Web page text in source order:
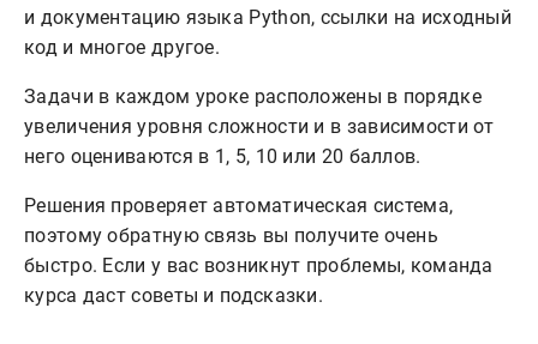
и документацию языка Python, ссылки на исходный
код и многое другое.
Задачи в каждом уроке расположены в порядке
увеличения уровня сложности и в зависимости от
него оцениваются в 1, 5, 10 или 20 баллов.
Решения проверяет автоматическая система,
поэтому обратную связь вы получите очень
быстро. Если у вас возникнут проблемы, команда
курса даст советы и подсказки.